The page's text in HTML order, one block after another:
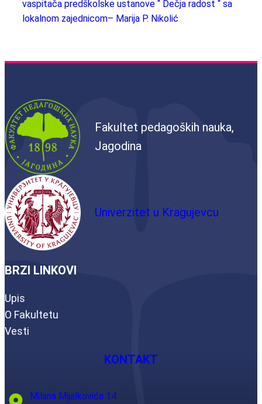
vaspitača predškolske ustanove “ Dečja radost “ sa
lokalnom zajednicom– Marija P. Nikolić
Fakultet pedagoških nauka,
Jagodina
Univerzitet u Kragujevcu
BRZI LINKOVI
Upis
O Fakultetu
Vesti
KONTAKT
Milana Mijalkovića 14